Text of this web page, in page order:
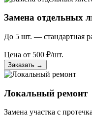
Замена отдельных
До 5 шт. — стандартная
Цена от 500 ₽/шт.
Заказать →
Локальный ремонт
Замена участка с